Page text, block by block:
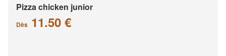
Pizza chicken junior
Dès 11.50 €